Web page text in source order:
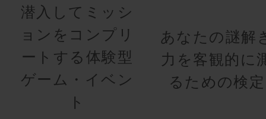
潜入してミッシ
ョンをコンプリ
ートする体験型
ゲーム・イベン
ト
あなたの謎解
力を客観的に
るための検定